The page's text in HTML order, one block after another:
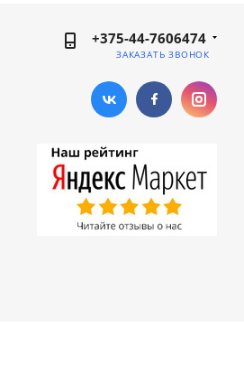
+375-44-7606474
ЗАКАЗАТЬ ЗВОНОК